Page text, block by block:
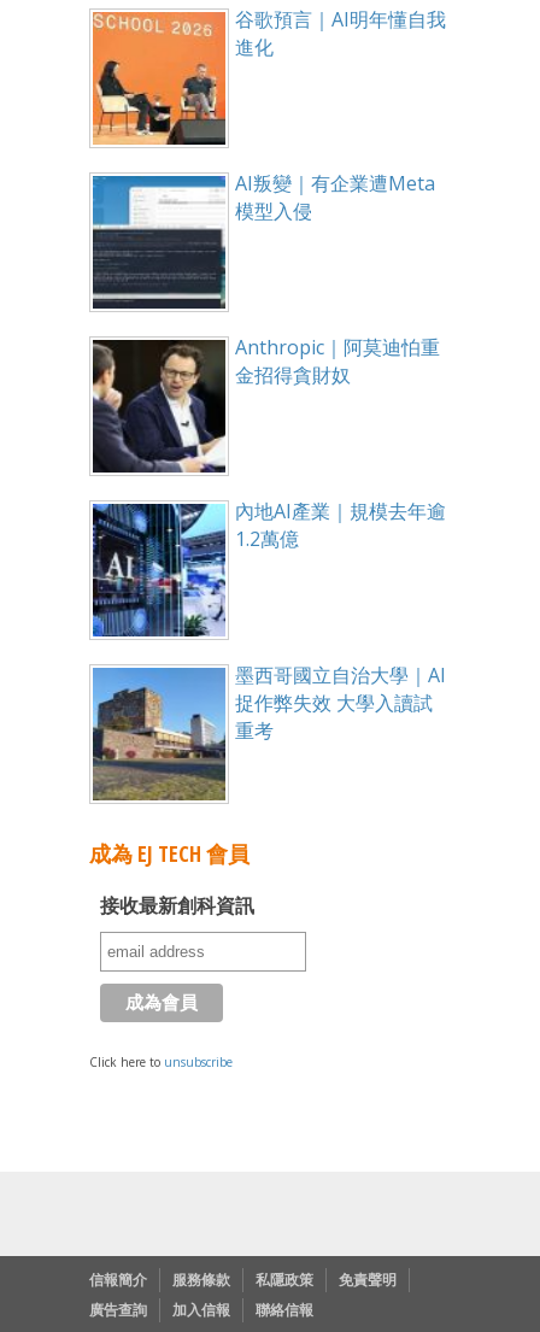
谷歌預言｜AI明年懂自我
進化
AI叛變｜有企業遭Meta
模型入侵
Anthropic｜阿莫迪怕重
金招得貪財奴
內地AI產業｜規模去年逾
1.2萬億
墨西哥國立自治大學｜AI
捉作弊失效 大學入讀試
重考
成為 EJ TECH 會員
接收最新創科資訊
Click here to unsubscribe
信報簡介 服務條款 私隱政策
免責聲明
廣告查詢
加入信報 聯絡信報